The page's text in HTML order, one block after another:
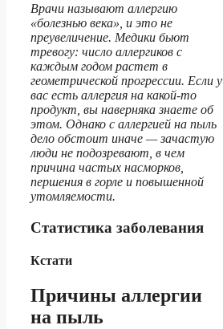
Врачи называют аллергию
«болезнью века», и это не
преувеличение. Медики бьют
тревогу: число аллергиков с
каждым годом растет в
геометрической прогрессии. Если у
вас есть аллергия на какой-то
продукт, вы наверняка знаете об
этом. Однако с аллергией на пыль
дело обстоит иначе — зачастую
люди не подозревают, в чем
причина частых насморков,
першения в горле и повышенной
утомляемости.
Статистика заболевания
Кстати
Причины аллергии
на пыль